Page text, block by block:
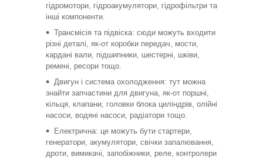
гідромотори, гідроакумулятори, гідрофільтри та
інші компоненти.
Трансмісія та підвіска: сюди можуть входити
різні деталі, як-от коробки передач, мости,
кардані вали, підшипники, шестерні, шківи,
ремені, ресори тощо.
Двигун і система охолодження: тут можна
знайти запчастини для двигуна, як-от поршні,
кільця, клапани, головки блока циліндрів, олійні
насоси, водяні насоси, радіатори тощо.
Електрична: це можуть бути стартери,
генератори, акумулятори, свічки запалювання,
дроти, вимикачі, запобіжники, реле, контролери